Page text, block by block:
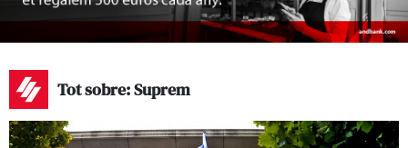
Tot sobre: Suprem